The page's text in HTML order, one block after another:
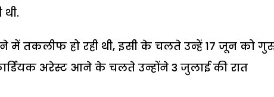
तकलीफ हो रही थी, इसी के चलते उन्हें 17 जून को
अरेस्ट आने के चलते उन्होंने 3 जुलाई की रात